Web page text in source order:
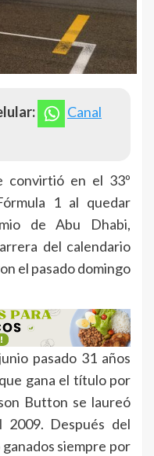
Canal
convirtió en el 33º
1 al quedar
de Abu Dhabi,
del calendario
el pasado domingo
pasado 31 años
gana el título por
Button se laureó
2009. Después del
siempre por